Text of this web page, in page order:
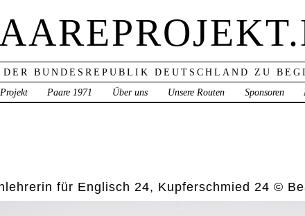
BUNDESREPUBLIK DEUTSCHLAND ZU
Paare 1971 Über uns Unsere Routen Sponsoren
für Englisch 24, Kupferschmied 24 ©